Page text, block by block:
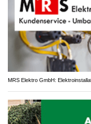
MRS Elektro GmbH: